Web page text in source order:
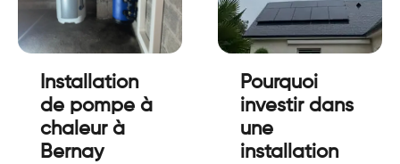
Installation
de pompe à
chaleur à
Bernay
Pourquoi
investir dans
une
installation